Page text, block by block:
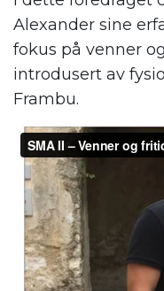
Alexander sine
fokus på venner
introdusert av
Frambu.